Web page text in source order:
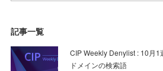
記事一覧
CIP Weekly Denylist : 10月
ドメインの検索語